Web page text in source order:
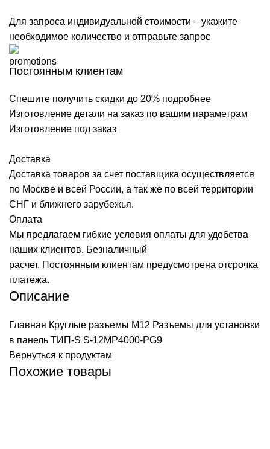
Для запроса индивидуальной стоимости – укажите
необходимое количество и отправьте запрос
Постоянным клиентам
Спешите получить скидки до 20% подробнее
Изготовление детали на заказ по вашим параметрам
Изготовление под заказ
Доставка
Доставка товаров за счет поставщика осуществляется
по Москве и всей России, а так же по всей территории
СНГ и ближнего зарубежья.
Оплата
Мы предлагаем гибкие условия оплаты для удобства
наших клиентов. Безналичный
расчет. Постоянным клиентам предусмотрена отсрочка
платежа.
Описание
Главная Круглые разъемы M12 Разъемы для установки
в панель ТИП-S S-12MP4000-PG9
Вернуться к продуктам
Похожие товары